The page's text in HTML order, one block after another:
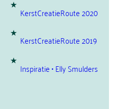
KerstCreatieRoute 2020
KerstCreatieRoute 2019
Inspiratie • Elly Smulders